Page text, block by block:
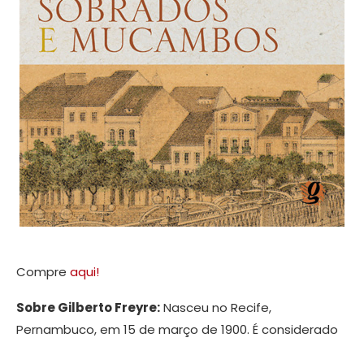
Compre aqui!
Sobre Gilberto Freyre:Nasceu no Recife,
Pernambuco, em 15 de março de 1900. É considerado